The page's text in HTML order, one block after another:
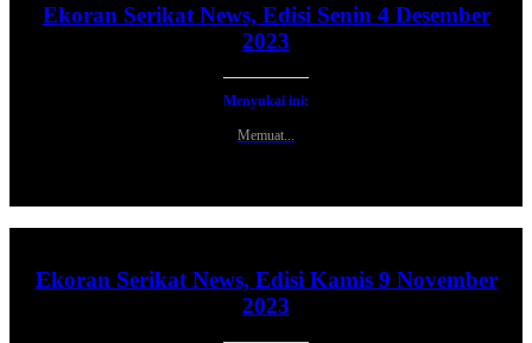
Ekoran Serikat News, Edisi Senin 4 Desember
2023
Menyukai ini:
Memuat...
Ekoran Serikat News, Edisi Kamis 9 November
2023